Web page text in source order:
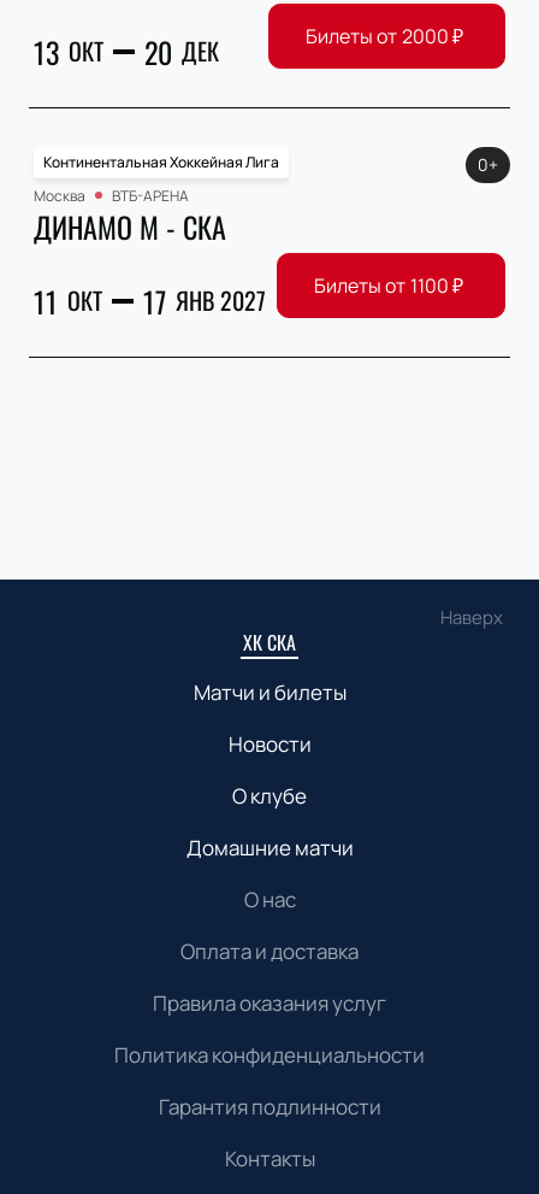
13 ОКТ 20 ДЕК Билеты от2000₽
Континентальная Хоккейная Лига
Москва
ВТБ-АРЕНА
ДИНАМО М - СКА
11 ОКТ 17 ЯНВ 2027
0+
Билеты от 1100₽
Наверх
ХК СКА
Матчи и билеты
Новости
О клубе
Домашние матчи
О нас
Оплата и доставка
Правила оказания услуг
Политика конфиденциальности
Гарантия подлинности
Контакты